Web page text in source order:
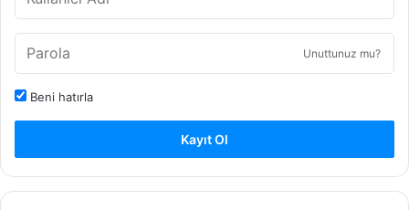
Unuttunuz mu?
Beni hatırla
Kayıt Ol